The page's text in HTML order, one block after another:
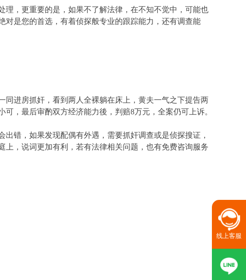
，更重要的是，如果不了解法律，在不知不觉中，可能也
对是您的首选，有着侦探般专业的跟踪能力，还有调查能
同进房抓奸，看到两人全裸躺在床上，黄夫一气之下提告两
，最后审酌双方经济能力後，判赔8万元，全案仍可上诉。
出错，如果发现配偶有外遇，需要抓奸调查或是侦探搜证，
，说词更加有利，若有法律相关问题，也有免费咨询服务
线上客服